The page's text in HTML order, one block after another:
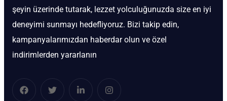
şeyin üzerinde tutarak, lezzet yolculuğunuzda size en iyi
deneyimi sunmayı hedefliyoruz. Bizi takip edin,
kampanyalarımızdan haberdar olun ve özel
indirimlerden yararlanın